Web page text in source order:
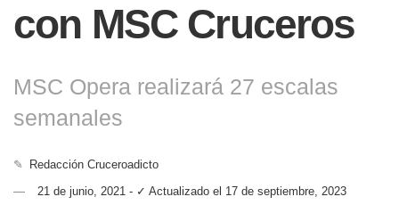
con MSC Cruceros
MSC Opera realizará 27 escalas
semanales
✎
Redacción Cruceroadicto
21 de junio, 2021 - ✓ Actualizado el 17 de septiembre, 2023